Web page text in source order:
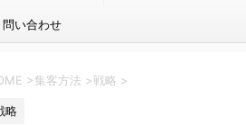
問い合わせ
>集客方法 >戦略 >
略